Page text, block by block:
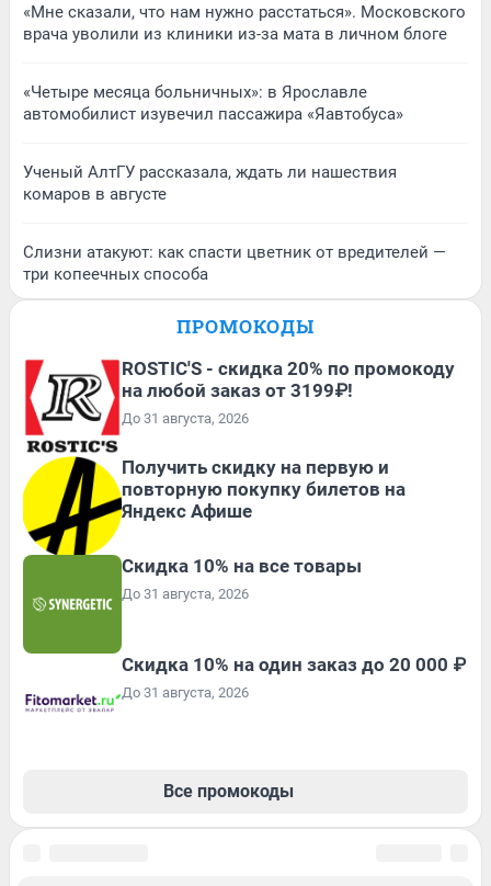
«Мне сказали, что нам нужно расстаться». Московского
врача уволили из клиники из-за мата в личном блоге
«Четыре месяца больничных»: в Ярославле
автомобилист изувечил пассажира «Яавтобуса»
Ученый АлтГУ рассказала, ждать ли нашествия
комаров в августе
Слизни атакуют: как спасти цветник от вредителей —
три копеечных способа
ПРОМОКОДЫ
ROSTIC'S - скидка 20% по промокоду
на любой заказ от 3199₽!
До 31 августа, 2026
Получить скидку на первую и
повторную покупку билетов на
Яндекс Афише
Скидка 10% на все товары
До 31 августа, 2026
Скидка 10% на один заказ до 20 000 ₽
До 31 августа, 2026
Все промокоды